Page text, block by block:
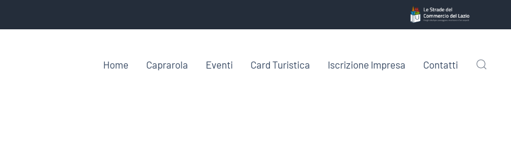
Home Caprarola Eventi Card Turistica Iscrizione Impresa Contatti